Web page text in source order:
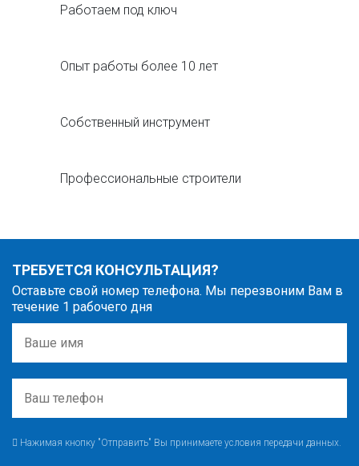
Работаем под ключ
Опыт работы более 10 лет
Собственный инструмент
Профессиональные строители
ТРЕБУЕТСЯ КОНСУЛЬТАЦИЯ?
Оставьте свой номер телефона. Мы перезвоним Вам в
течение 1 рабочего дня
Нажимая кнопку "Отправить" Вы принимаете условия передачи данных.